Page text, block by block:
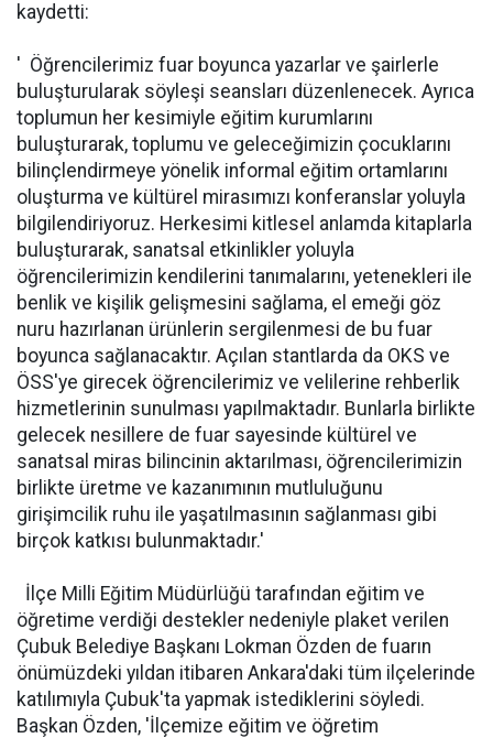
kaydetti:
' Öğrencilerimiz fuar boyunca yazarlar ve şairlerle
buluşturularak söyleşi seansları düzenlenecek. Ayrıca
toplumun her kesimiyle eğitim kurumlarını
buluşturarak, toplumu ve geleceğimizin çocuklarını
bilinçlendirmeye yönelik informal eğitim ortamlarını
oluşturma ve kültürel mirasımızı konferanslar yoluyla
bilgilendiriyoruz. Herkesimi kitlesel anlamda kitaplarla
buluşturarak, sanatsal etkinlikler yoluyla
öğrencilerimizin kendilerini tanımalarını, yetenekleri ile
benlik ve kişilik gelişmesini sağlama, el emeği göz
nuru hazırlanan ürünlerin sergilenmesi de bu fuar
boyunca sağlanacaktır. Açılan stantlarda da OKS ve
ÖSS'ye girecek öğrencilerimiz ve velilerine rehberlik
hizmetlerinin sunulması yapılmaktadır. Bunlarla birlikte
gelecek nesillere de fuar sayesinde kültürel ve
sanatsal miras bilincinin aktarılması, öğrencilerimizin
birlikte üretme ve kazanımının mutluluğunu
girişimcilik ruhu ile yaşatılmasının sağlanması gibi
birçok katkısı bulunmaktadır.'
İlçe Milli Eğitim Müdürlüğü tarafından eğitim ve
öğretime verdiği destekler nedeniyle plaket verilen
Çubuk Belediye Başkanı Lokman Özden de fuarın
önümüzdeki yıldan itibaren Ankara'daki tüm ilçelerinde
katılımıyla Çubuk'ta yapmak istediklerini söyledi.
Başkan Özden, 'İlçemize eğitim ve öğretim